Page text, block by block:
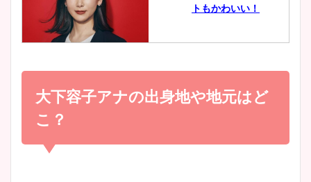
とめ！美脚や水着姿に年齢も
宇賀神メグアナのニット画像
トもかわいい！
小室瑛莉子のカップ画像まと
め！足が美脚でニット衣装も
かわいい！
大下容子アナの出身地や地元はど
こ？